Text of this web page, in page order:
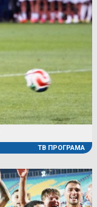
ТВ ПРОГРАМА